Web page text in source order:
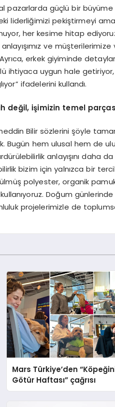
pazarlarda güçlü bir
pekiştirmeyi
her kesime hitap
ve
Ayrıca, erkek giyiminde
ihtiyaca uygun hale
ifadelerini kullandı.
değil, işimizin temel
Bilir sözlerini şöyle
Bugün hem ulusal hem de
anlayışını daha
bizim için yalnızca bir
polyester, organik
Doğum
projelerimizle de
Mars Türkiye’den
Götür Haftası” çağrısı